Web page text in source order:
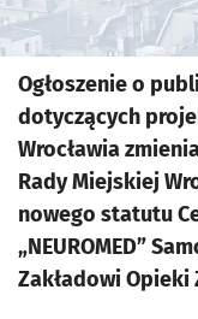
Ogłoszenie o
dotyczących
Wrocławia
Rady Miejskiej
nowego statutu
„NEUROMED”
Zakładowi